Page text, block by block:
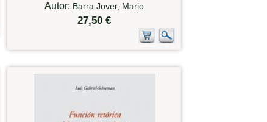
Autor: Barra Jover, Mario
27,50 €